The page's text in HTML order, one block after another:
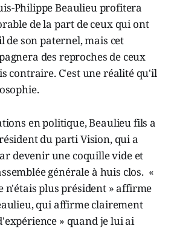
Philippe Beaulieu profitera
de la part de ceux qui ont
de son paternel, mais cet
des reproches de ceux
contraire. C'est une réalité qu'il
en politique, Beaulieu fils a
du parti Vision, qui a
devenir une coquille vide et
générale à huis clos. «
n'étais plus président » affirme
qui affirme clairement
» quand je lui ai